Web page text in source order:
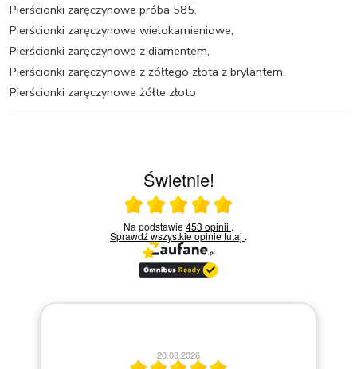
Pierścionki zaręczynowe próba 585,
Pierścionki zaręczynowe wielokamieniowe,
Pierścionki zaręczynowe z diamentem,
Pierścionki zaręczynowe z żółtego złota z brylantem,
Pierścionki zaręczynowe żółte złoto
Świetnie!
Ocena średnia 5 na 5
Na podstawie453 opinii .
Sprawdź wszystkie opinietutaj .
20.03.2026